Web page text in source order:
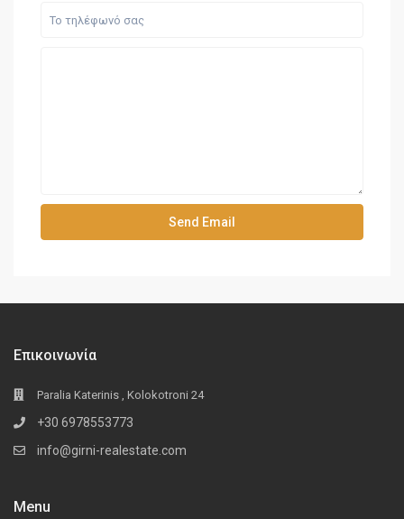
Επικοινωνία
Paralia Katerinis , Kolokotroni 24
+30 6978553773
info@girni-realestate.com
Menu